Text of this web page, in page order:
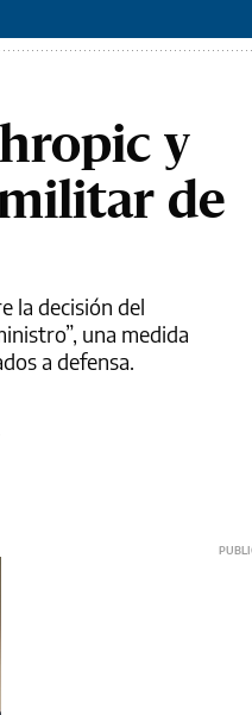
y
de
la decisión del
una medida
a defensa.